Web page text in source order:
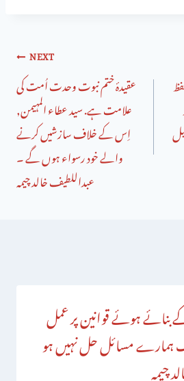
NEXT
عقیدۂ ختم نبوت وحدت اُمت کی
علامت ہے. سید عطاء المہیمن,
اِس کے خلاف سازشیں کرنے
والے خود رسواء ہوں گے ۔
عبداللطیف خالد چیمہ
ہوئے قوانین پر عمل
ہمارے مسائل حل نہیں ہو
چیمہ